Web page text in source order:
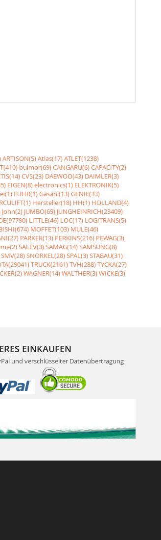
ARTISON(5)Atlas(17)ATLET(1238)
bulmor(69)CANGARU(6)CAPACITY(2)
CVS(23) DAEWOO(43) DAIMLER(3)
EIGEN(8)electronics(1) ELEKTRONIK(5)
FÜHR(1)Gasanl(13)GENIE(33)
Hersteller(18) HH(1) HOLLAND(4)
John(2) JUMBO(69) JUNGHEINRICH(23409)
LITTLE(46) LOC(17) LOGITRANS(5)
MOFFET(103) MULE(46)
PARKER(13) PERKINS(216) PEWAG(3)
SALEV(3)SAMAG(14)SAMSUNG(8)
SMV(28)SNORKEL(28)SPAL(3)STABAU(31)
TRUCK(2161)TVH(288)TYCKA(27)
WAGNER(14)WALTHER(3)WICKE(3)
EINKAUFEN
und verschlüsselter Datenübertragung